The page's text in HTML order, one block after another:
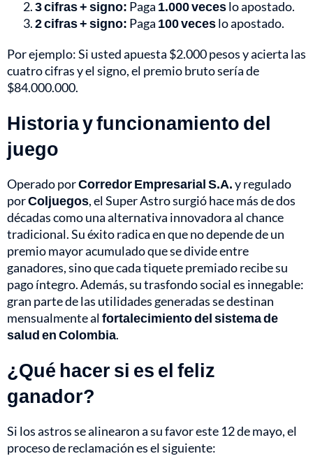
3 cifras + signo: Paga 1.000 veceslo apostado.
2 cifras + signo: Paga 100 veceslo apostado.
Por ejemplo: Si usted apuesta $2.000 pesos y acierta las
cuatro cifras y el signo, el premio bruto sería de
$84.000.000.
Historia y funcionamiento del
juego
Operado porCorredor Empresarial S.A.y regulado
porColjuegos, el Super Astro surgió hace más de dos
décadas como una alternativa innovadora al chance
tradicional. Su éxito radica en que no depende de un
premio mayor acumulado que se divide entre
ganadores, sino que cada tiquete premiado recibe su
pago íntegro. Además, su trasfondo social es innegable:
gran parte de las utilidades generadas se destinan
mensualmente alfortalecimiento del sistema de
salud en Colombia.
¿Qué hacer si es el feliz
ganador?
Si los astros se alinearon a su favor este 12 de mayo, el
proceso de reclamación es el siguiente: